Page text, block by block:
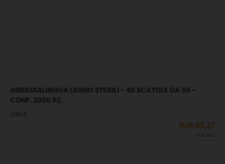
ABBASSALINGUA LEGNO STERILI - 40 SCATOLE DA 50 -
CONF. 2000 PZ.
GIMA
EUR 86,27
IVA incl.